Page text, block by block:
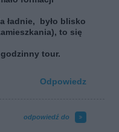
ładnie, było blisko
to się
tour.
Odpowiedz
odpowiedź do